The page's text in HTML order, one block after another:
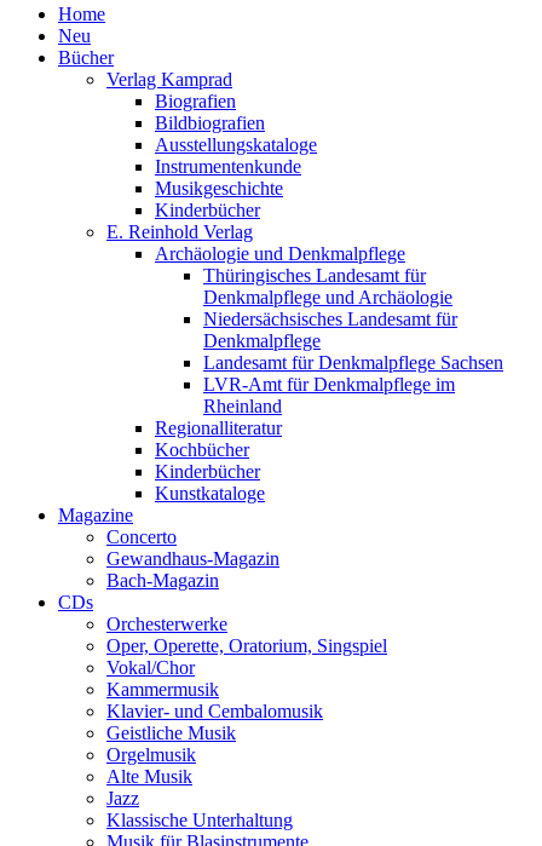
Home
Neu
Bücher
Verlag Kamprad
Biografien
Bildbiografien
Ausstellungskataloge
Instrumentenkunde
Musikgeschichte
Kinderbücher
E. Reinhold Verlag
Archäologie und Denkmalpflege
Thüringisches Landesamt für
Denkmalpflege und Archäologie
Niedersächsisches Landesamt für
Denkmalpflege
Landesamt für Denkmalpflege Sachsen
LVR-Amt für Denkmalpflege im
Rheinland
Regionalliteratur
Kochbücher
Kinderbücher
Kunstkataloge
Magazine
Concerto
Gewandhaus-Magazin
Bach-Magazin
CDs
Orchesterwerke
Oper, Operette, Oratorium, Singspiel
Vokal/Chor
Kammermusik
Klavier- und Cembalomusik
Geistliche Musik
Orgelmusik
Alte Musik
Jazz
Klassische Unterhaltung
Musik für Blasinstrumente